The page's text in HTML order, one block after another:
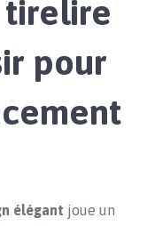
tirelire
pour
élégant joue un